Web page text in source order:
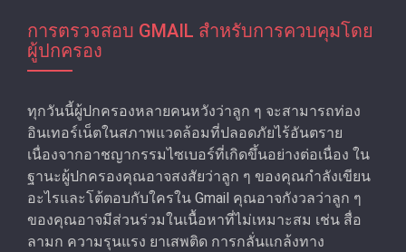
การตรวจสอบ GMAIL สําหรับการควบคุมโดย
ผู้ปกครอง
ทุกวันนี้ผู้ปกครองหลายคนหวังว่าลูก ๆ จะสามารถท่อง
อินเทอร์เน็ตในสภาพแวดล้อมที่ปลอดภัยไร้อันตราย
เนื่องจากอาชญากรรมไซเบอร์ที่เกิดขึ้นอย่างต่อเนื่อง ใน
ฐานะผู้ปกครองคุณอาจสงสัยว่าลูก ๆ ของคุณกําลังเขียน
อะไรและโต้ตอบกับใครใน Gmail คุณอาจกังวลว่าลูก ๆ
ของคุณอาจมีส่วนร่วมในเนื้อหาที่ไม่เหมาะสม เช่น สื่อ
ลามก ความรุนแรง ยาเสพติด การกลั่นแกล้งทาง